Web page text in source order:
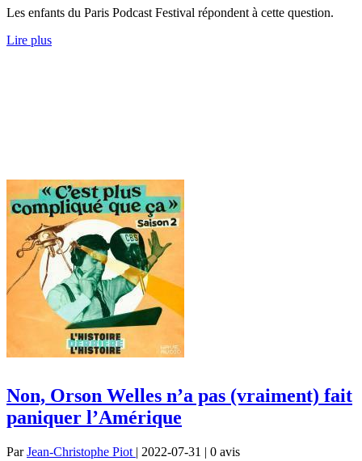
Les enfants du Paris Podcast Festival répondent à cette question.
Lire plus
Non, Orson Welles n’a pas (vraiment) fait
paniquer l’Amérique
ParJean-Christophe Piot | 2022-07-31 | 0 avis